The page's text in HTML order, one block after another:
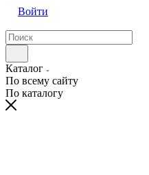
Войти
Каталог
По всему сайту
По каталогу